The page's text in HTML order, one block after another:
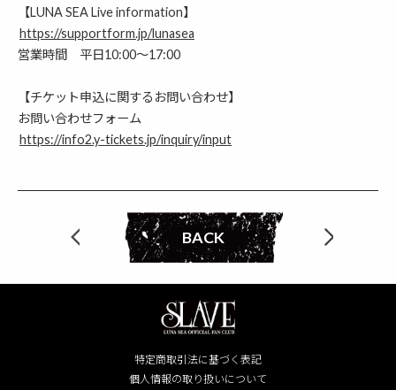
【LUNA SEA Live information】
https://supportform.jp/lunasea
営業時間 平日10:00〜17:00
【チケット申込に関するお問い合わせ】
お問い合わせフォーム
https://info2.y-tickets.jp/inquiry/input
BACK
特定商取引法に基づく表記
個人情報の取り扱いについて